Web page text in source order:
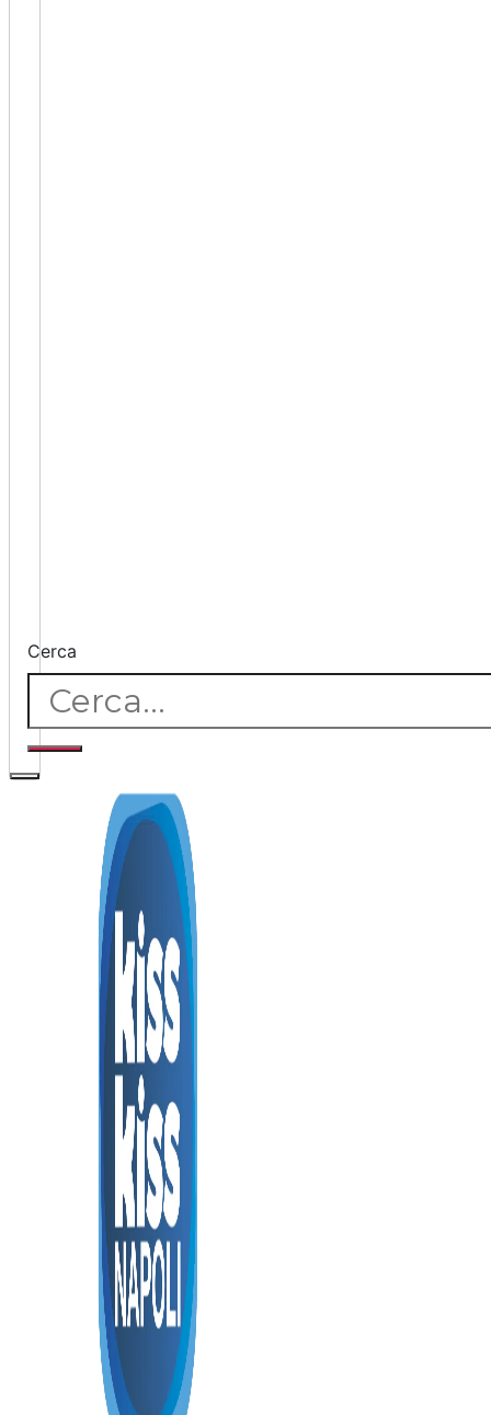
Cerca